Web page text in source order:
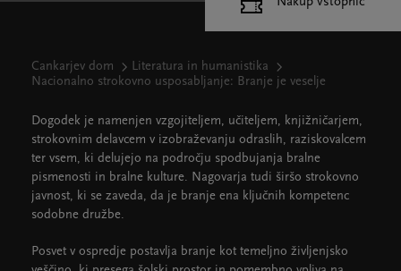
Cankarjev dom
Literatura in humanistika
Nacionalno strokovno usposabljanje: Branje je veselje
Dogodek je namenjen vzgojiteljem, učiteljem, knjižničarjem,
strokovnim delavcem v izobraževanju odraslih, raziskovalcem
ter vsem, ki delujejo na področju spodbujanja bralne
pismenosti in bralne kulture. Nagovarja tudi širšo strokovno
javnost, ki se zaveda, da je branje ena ključnih kompetenc
sodobne družbe.
Posvet v ospredje postavlja branje kot temeljno življenjsko